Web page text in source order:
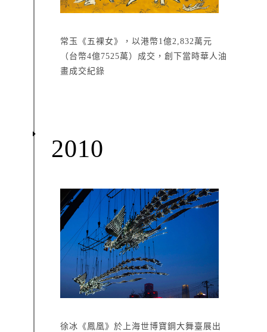
常玉《五裸女》，以港幣1億2,832萬元
（台幣4億7525萬）成交，創下當時華人油
畫成交紀錄
2010
徐冰《鳳凰》於上海世博寶鋼大舞臺展出